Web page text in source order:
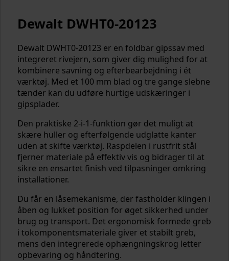
Dewalt DWHT0-20123
Dewalt DWHT0-20123 er en foldbar gipssav med
integreret rivejern, som giver dig mulighed for at
kombinere savning og efterbearbejdning i ét
værktøj. Med et 100 mm blad og tre gange slebne
tænder kan du udføre hurtige udskæringer i
gipsplader.
Den praktiske 2-i-1-funktion gør det muligt at
skære huller og efterfølgende udglatte kanter
uden at skifte værktøj. Raspdelen i rustfrit stål
fjerner materiale på effektiv vis og bidrager til at
sikre en ensartet finish ved tilpasninger omkring
installationer.
Du får en låsemekanisme, der fastholder klingen i
åben og lukket position for øget sikkerhed under
brug og transport. Det ergonomisk formede greb
i tokomponentsmateriale giver et stabilt greb,
mens den integrerede ophængningskrog letter
opbevaring og håndtering.